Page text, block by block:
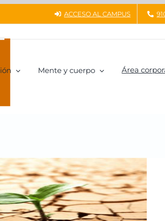
ACCESO AL CAMPUS
Mente y cuerpo Área